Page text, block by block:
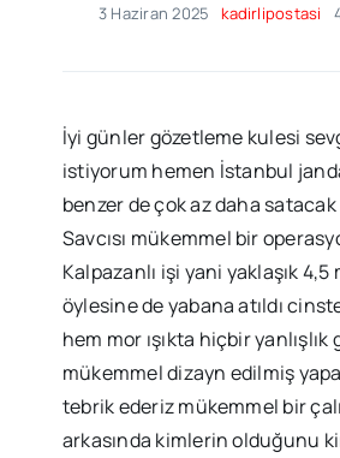
3 Haziran 2025 kadirlipostasi
İyi günler gözetleme kulesi
istiyorum hemen İstanbul
benzer de çok az daha
Savcısı mükemmel bir
Kalpazanlı işi yani yaklaşık
öylesine de yabana atıldı
hem mor ışıkta hiçbir
mükemmel dizayn edilmiş
tebrik ederiz mükemmel bir
arkasında kimlerin olduğunu